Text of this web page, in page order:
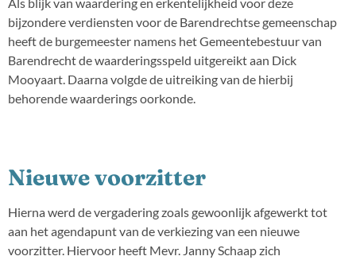
bijzondere verdiensten voor de Barendrechtse gemeenschap
heeft de burgemeester namens het Gemeentebestuur van
Barendrecht de waarderingsspeld uitgereikt aan Dick
Mooyaart. Daarna volgde de uitreiking van de hierbij
behorende waarderings oorkonde.
Nieuwe voorzitter
Hierna werd de vergadering zoals gewoonlijk afgewerkt tot
aan het agendapunt van de verkiezing van een nieuwe
voorzitter. Hiervoor heeft Mevr. Janny Schaap zich